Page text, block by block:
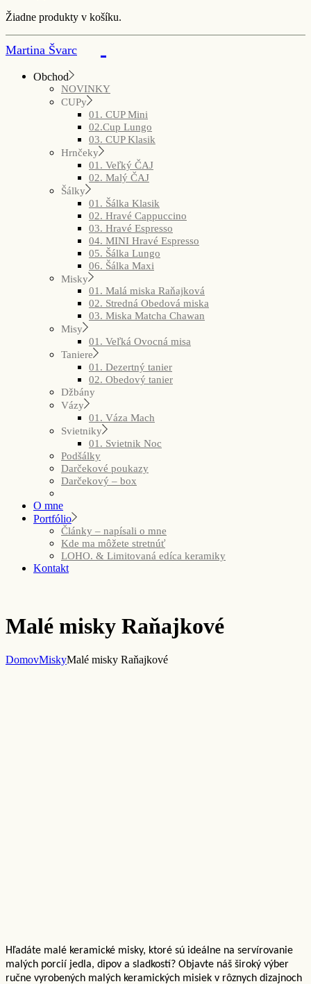
Žiadne produkty v košíku.
Martina Švarc
Obchod
NOVINKY
CUPy
01. CUP Mini
02.Cup Lungo
03. CUP Klasik
Hrnčeky
01. Veľký ČAJ
02. Malý ČAJ
Šálky
01. Šálka Klasik
02. Hravé Cappuccino
03. Hravé Espresso
04. MINI Hravé Espresso
05. Šálka Lungo
06. Šálka Maxi
Misky
01. Malá miska Raňajková
02. Stredná Obedová miska
03. Miska Matcha Chawan
Misy
01. Veľká Ovocná misa
Taniere
01. Dezertný tanier
02. Obedový tanier
Džbány
Vázy
01. Váza Mach
Svietniky
01. Svietnik Noc
Podšálky
Darčekové poukazy
Darčekový – box
O mne
Portfólio
Články – napísali o mne
Kde ma môžete stretnúť
LOHO. & Limitovaná edíca keramiky
Kontakt
Malé misky Raňajkové
DomovMiskyMalé misky Raňajkové
Hľadáte malé keramické misky, ktoré sú ideálne na servírovanie
malých porcií jedla, dipov a sladkostí? Objavte náš široký výber
ručne vyrobených malých keramických misiek v rôznych dizajnoch